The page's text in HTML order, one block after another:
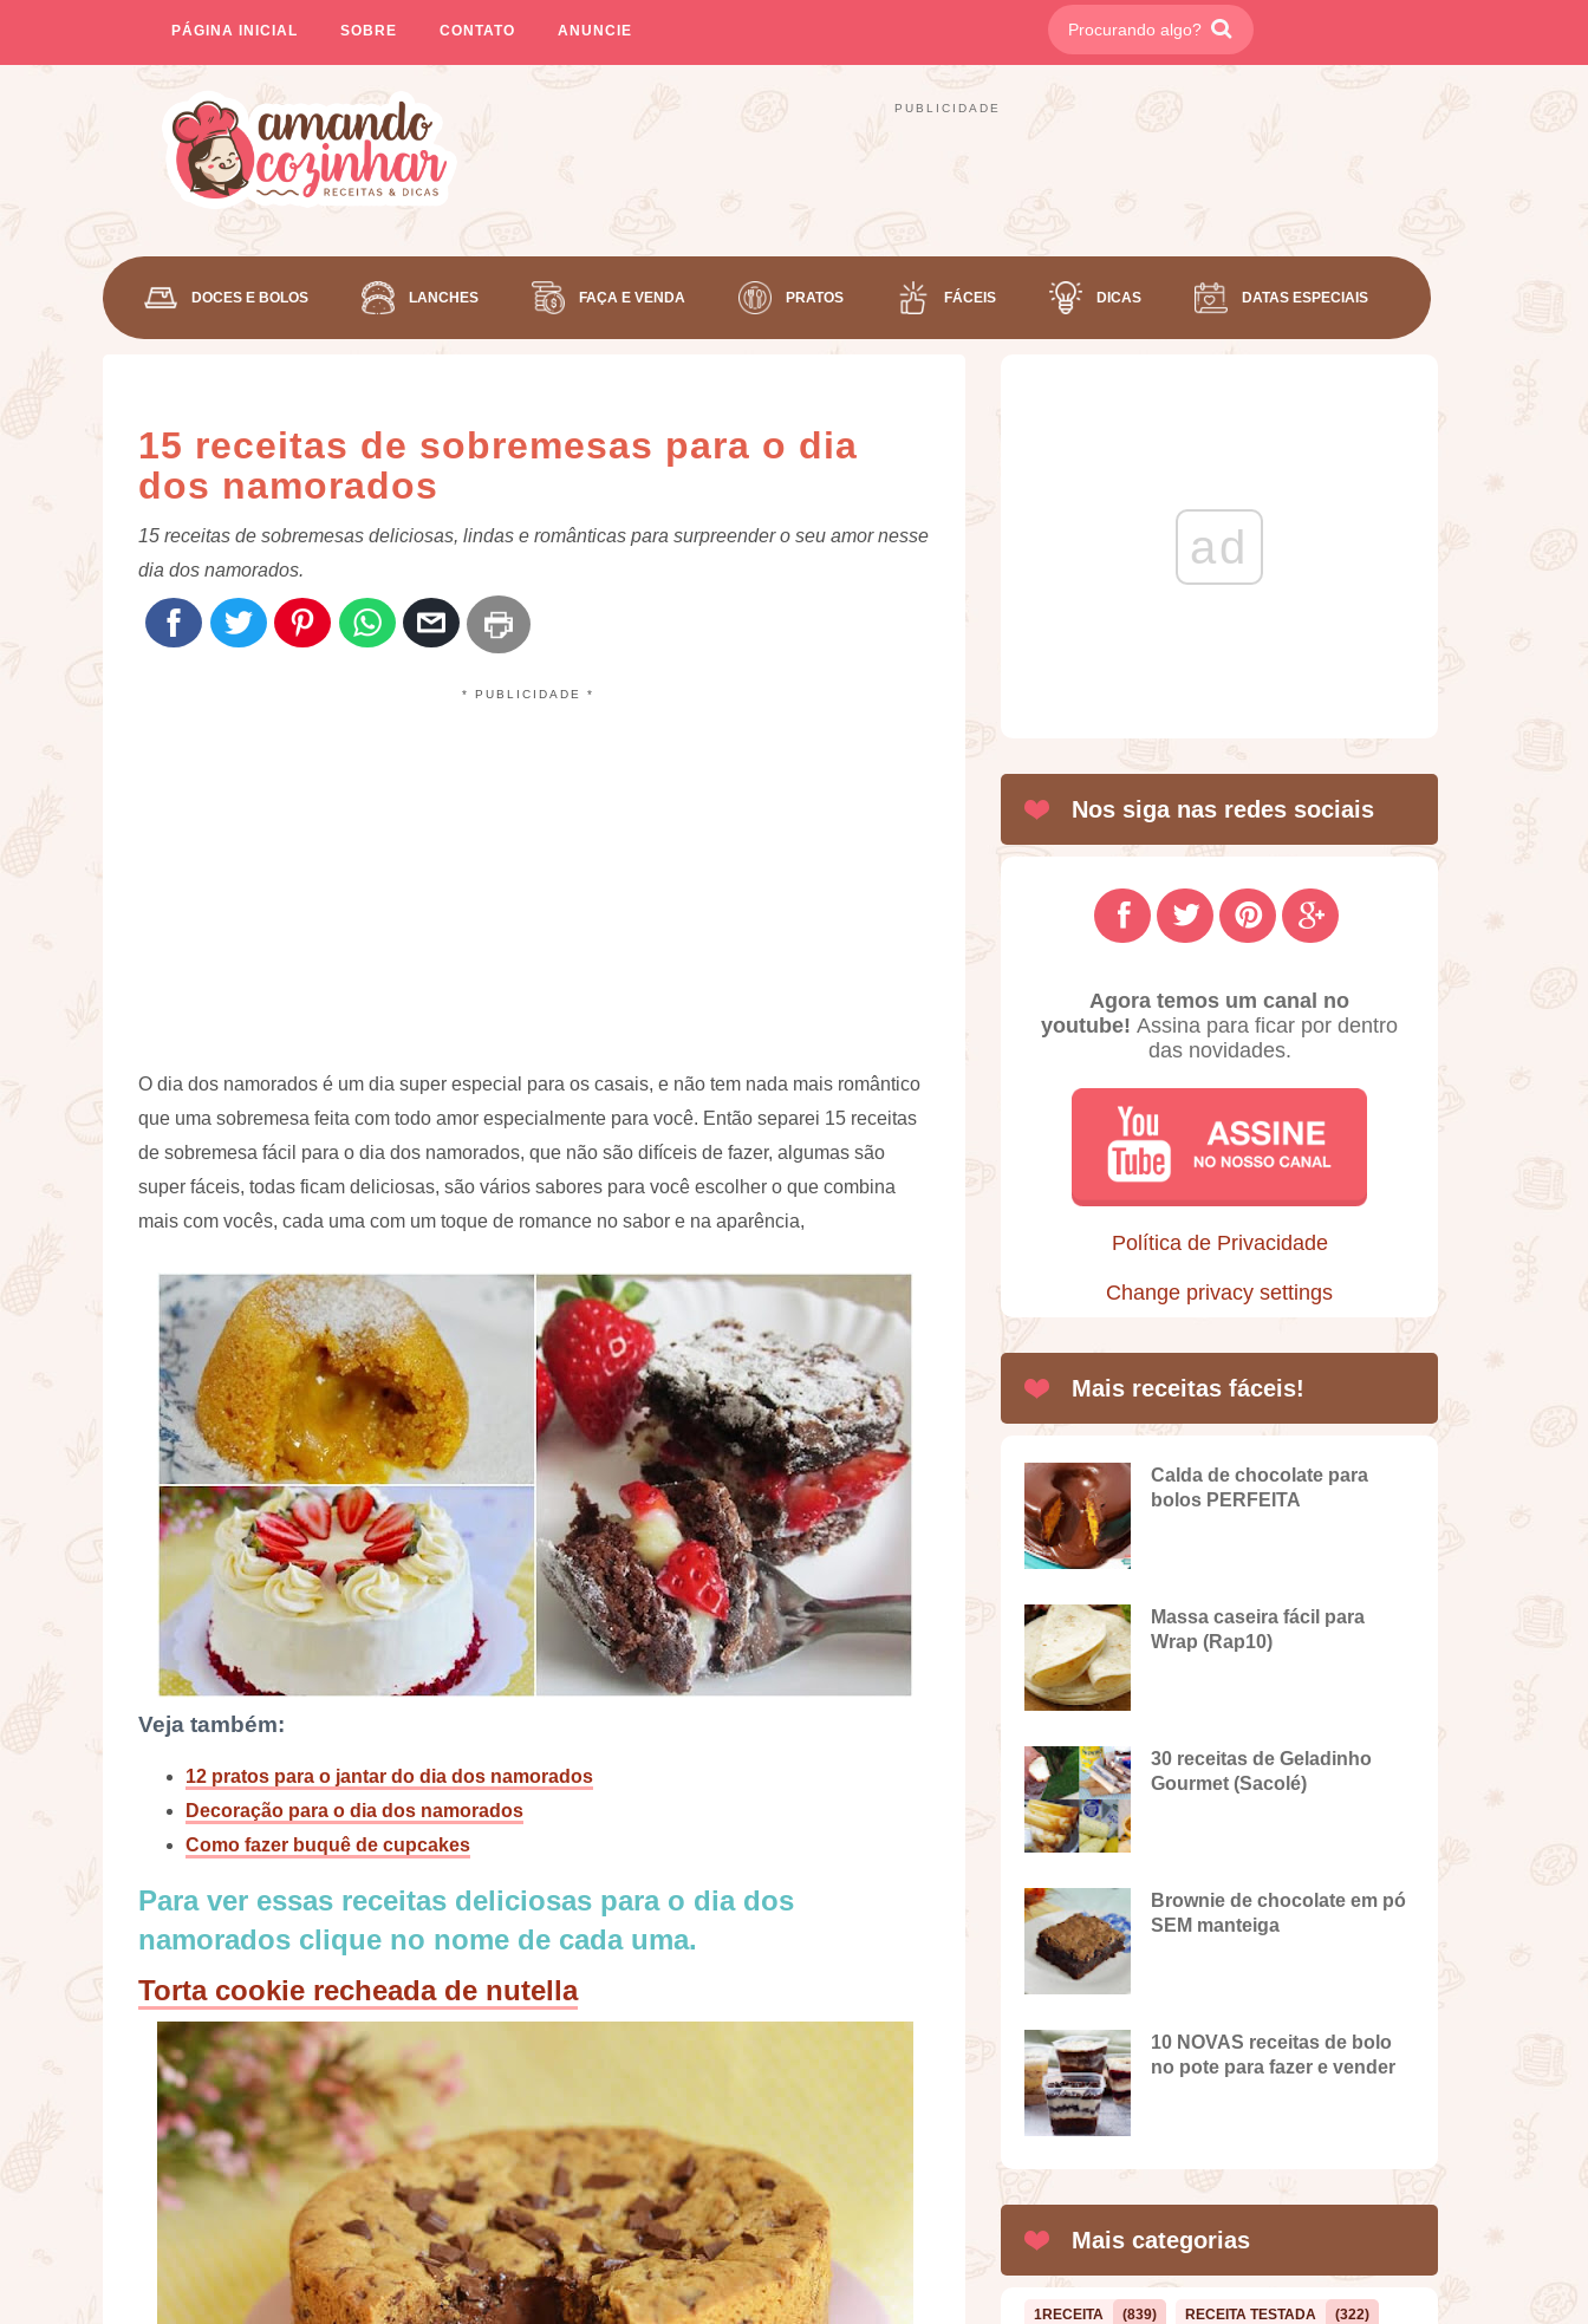
PÁGINA INICIAL SOBRE CONTATO ANUNCIE
PUBLICIDADE
DOCES E BOLOS LANCHES FAÇA E VENDA PRATOS FÁCEIS DICAS DATAS ESPECIAIS
15 receitas de sobremesas para o dia
dos namorados
15 receitas de sobremesas deliciosas, lindas e românticas para surpreender o seu amor nesse
dia dos namorados.
* PUBLICIDADE *
O dia dos namorados é um dia super especial para os casais, e não tem nada mais romântico
que uma sobremesa feita com todo amor especialmente para você. Então separei 15 receitas
de sobremesa fácil para o dia dos namorados, que não são difíceis de fazer, algumas são
super fáceis, todas ficam deliciosas, são vários sabores para você escolher o que combina
mais com vocês, cada uma com um toque de romance no sabor e na aparência,
Veja também:
12 pratos para o jantar do dia dos namorados
Decoração para o dia dos namorados
Como fazer buquê de cupcakes
Para ver essas receitas deliciosas para o dia dos
namorados clique no nome de cada uma.
Torta cookie recheada de nutella
ad
Nos siga nas redes sociais
Agora temos um canal no
youtube! Assina para ficar por dentro
das novidades.
Política de Privacidade
Change privacy settings
Mais receitas fáceis!
Calda de chocolate para
bolos PERFEITA
Massa caseira fácil para
Wrap (Rap10)
30 receitas de Geladinho
Gourmet (Sacolé)
Brownie de chocolate em pó
SEM manteiga
10 NOVAS receitas de bolo
no pote para fazer e vender
Mais categorias
1RECEITA (839) RECEITA TESTADA (322)